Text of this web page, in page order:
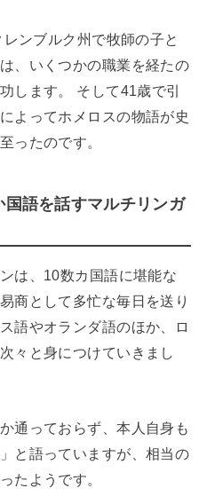
ンブルク州で牧師の子と
、いくつかの職業を経たの
します。 そして41歳で引
よってホメロスの物語が史
ったのです。
国語を話すマルチリンガ
は、10数カ国語に堪能な
商として多忙な毎日を送り
語やオランダ語のほか、ロ
々と身につけていきまし
通っておらず、本人自身も
と語っていますが、相当の
たようです。